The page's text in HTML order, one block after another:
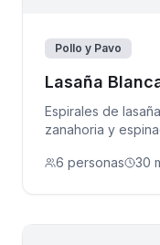
Pollo y Pavo
Lasaña
Espirales de
zanahoria y
6 personas
30